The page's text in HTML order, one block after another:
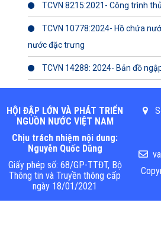
TCVN 8215:2021- Công trình
TCVN 10778:2024- Hồ chứa
nước đặc trưng
TCVN 14288: 2024- Bản đồ
HỘI ĐẬP LỚN VÀ PHÁT TRIỂN
NGUỒN NƯỚC VIỆT NAM
Chịu trách nhiệm nội dung:
Nguyễn Quốc Dũng
Giấy phép số: 68/GP-TTĐT, Bộ
Thông tin và Truyền thông cấp
ngày 18/01/2021
Số